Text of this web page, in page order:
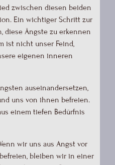
zwischen diesen beiden
Ein wichtiger Schritt zur
diese Ängste zu erkennen
ist nicht unser Feind,
eigenen inneren
auseinandersetzen,
uns von ihnen befreien.
einem tiefen Bedürfnis
wir uns aus Angst vor
bleiben wir in einer